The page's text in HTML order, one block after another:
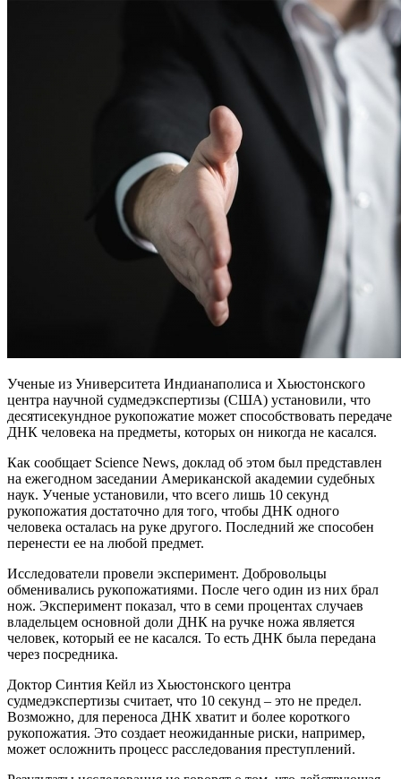
Ученые из Университета Индианаполиса и Хьюстонского
центра научной судмедэкспертизы (США) установили, что
десятисекундное рукопожатие может способствовать передаче
ДНК человека на предметы, которых он никогда не касался.
Как сообщает Science News, доклад об этом был представлен
на ежегодном заседании Американской академии судебных
наук. Ученые установили, что всего лишь 10 секунд
рукопожатия достаточно для того, чтобы ДНК одного
человека осталась на руке другого. Последний же способен
перенести ее на любой предмет.
Исследователи провели эксперимент. Добровольцы
обменивались рукопожатиями. После чего один из них брал
нож. Эксперимент показал, что в семи процентах случаев
владельцем основной доли ДНК на ручке ножа является
человек, который ее не касался. То есть ДНК была передана
через посредника.
Доктор Синтия Кейл из Хьюстонского центра
судмедэкспертизы считает, что 10 секунд – это не предел.
Возможно, для переноса ДНК хватит и более короткого
рукопожатия. Это создает неожиданные риски, например,
может осложнить процесс расследования преступлений.